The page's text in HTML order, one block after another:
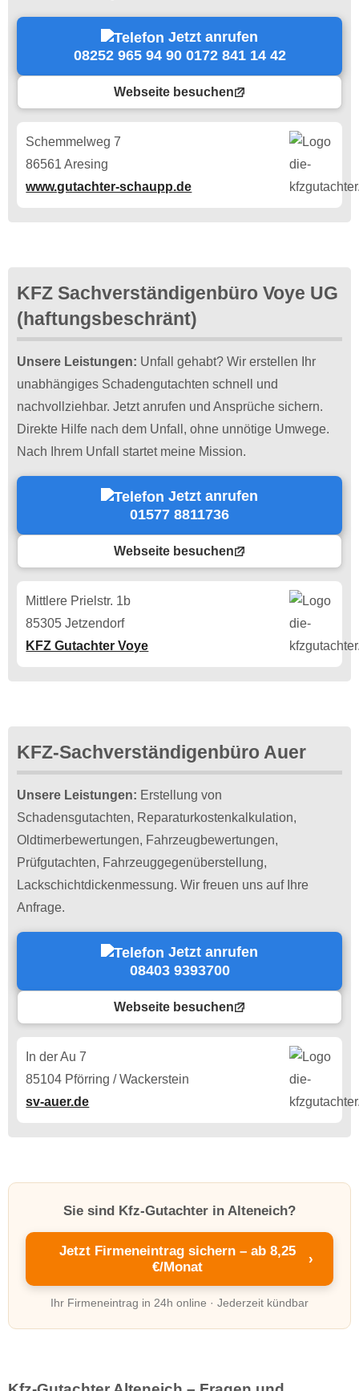
Jetzt anrufen
08252 965 94 90 0172 841 14 42
Webseite besuchen
Schemmelweg 7
86561 Aresing
www.gutachter-schaupp.de
KFZ Sachverständigenbüro Voye UG
(haftungsbeschränt)
Unsere Leistungen: Unfall gehabt? Wir erstellen Ihr
unabhängiges Schadengutachten schnell und
nachvollziehbar. Jetzt anrufen und Ansprüche sichern.
Direkte Hilfe nach dem Unfall, ohne unnötige Umwege.
Nach Ihrem Unfall startet meine Mission.
Jetzt anrufen
01577 8811736
Webseite besuchen
Mittlere Prielstr. 1b
85305 Jetzendorf
KFZ Gutachter Voye
KFZ-Sachverständigenbüro Auer
Unsere Leistungen: Erstellung von
Schadensgutachten, Reparaturkostenkalkulation,
Oldtimerbewertungen, Fahrzeugbewertungen,
Prüfgutachten, Fahrzeuggegenüberstellung,
Lackschichtdickenmessung. Wir freuen uns auf Ihre
Anfrage.
Jetzt anrufen
08403 9393700
Webseite besuchen
In der Au 7
85104 Pförring / Wackerstein
sv-auer.de
Sie sind Kfz-Gutachter in Alteneich?
Jetzt Firmeneintrag sichern – ab 8,25
€/Monat
›
Ihr Firmeneintrag in 24h online · Jederzeit kündbar